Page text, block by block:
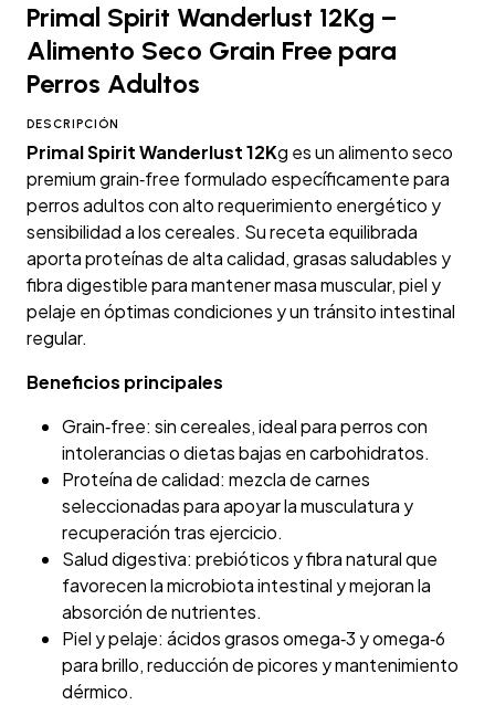
Primal Spirit Wanderlust 12Kg –
Alimento Seco Grain Free para
Perros Adultos
DESCRIPCIÓN
Primal Spirit Wanderlust 12Kg es un alimento seco
premium grain‑free formulado específicamente para
perros adultos con alto requerimiento energético y
sensibilidad a los cereales. Su receta equilibrada
aporta proteínas de alta calidad, grasas saludables y
fibra digestible para mantener masa muscular, piel y
pelaje en óptimas condiciones y un tránsito intestinal
regular.
Beneficios principales
Grain‑free: sin cereales, ideal para perros con
intolerancias o dietas bajas en carbohidratos.
Proteína de calidad: mezcla de carnes
seleccionadas para apoyar la musculatura y
recuperación tras ejercicio.
Salud digestiva: prebióticos y fibra natural que
favorecen la microbiota intestinal y mejoran la
absorción de nutrientes.
Piel y pelaje: ácidos grasos omega‑3 y omega‑6
para brillo, reducción de picores y mantenimiento
dérmico.